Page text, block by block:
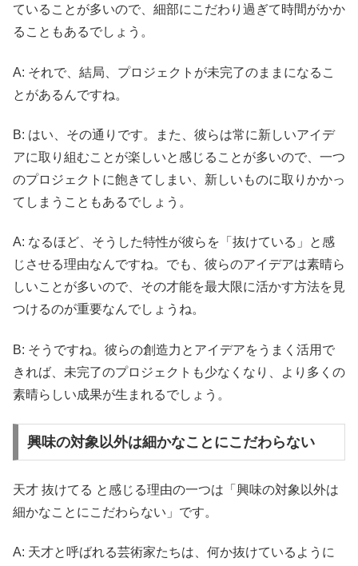
ていることが多いので、細部にこだわり過ぎて時間がかか
ることもあるでしょう。
A: それで、結局、プロジェクトが未完了のままになるこ
とがあるんですね。
B: はい、その通りです。また、彼らは常に新しいアイデ
アに取り組むことが楽しいと感じることが多いので、一つ
のプロジェクトに飽きてしまい、新しいものに取りかかっ
てしまうこともあるでしょう。
A: なるほど、そうした特性が彼らを「抜けている」と感
じさせる理由なんですね。でも、彼らのアイデアは素晴ら
しいことが多いので、その才能を最大限に活かす方法を見
つけるのが重要なんでしょうね。
B: そうですね。彼らの創造力とアイデアをうまく活用で
きれば、未完了のプロジェクトも少なくなり、より多くの
素晴らしい成果が生まれるでしょう。
興味の対象以外は細かなことにこだわらない
天才 抜けてる と感じる理由の一つは「興味の対象以外は
細かなことにこだわらない」です。
A: 天才と呼ばれる芸術家たちは、何か抜けているように